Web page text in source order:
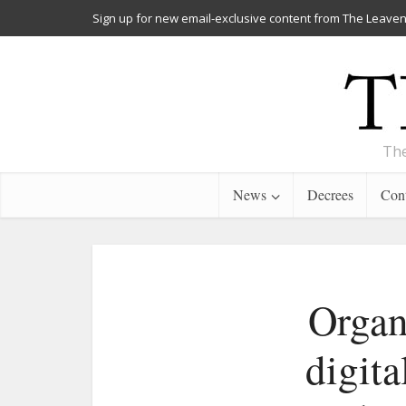
Sign up for new email-exclusive content from The
News Decrees